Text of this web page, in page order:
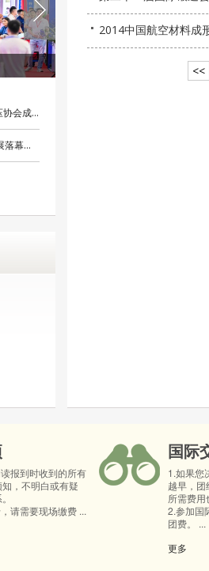
会成...
落幕...
2014中国航空材料成
<<
报到时收到的所有
，不明白或有疑
请需要现场缴费 ...
国际
1.如果您
越早，
所需费用
2.参加国
团费。 ...
更多